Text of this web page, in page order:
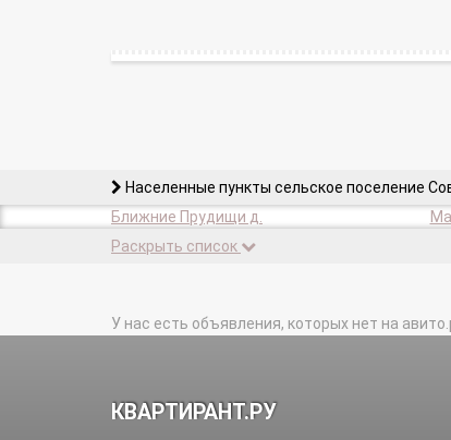
Населенные пункты сельское поселение
Ближние Прудищи д.
Раскрыть список
У нас есть объявления, которых нет на
КВАРТИРАНТ.РУ